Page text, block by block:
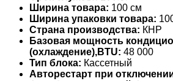
Ширина товара: 100 см
Ширина упаковки товара:
Страна производства: КНР
Базовая мощность
(охлаждение),BTU: 48 000
Тип блока: Кассетный
Авторестарт при